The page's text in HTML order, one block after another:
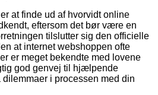
at finde ud af hvorvidt online
eftersom det bør være en
tilslutter sig den officielle
at internet webshoppen ofte
er meget bekendte med lovene
god genvej til hjælpende
i processen med din